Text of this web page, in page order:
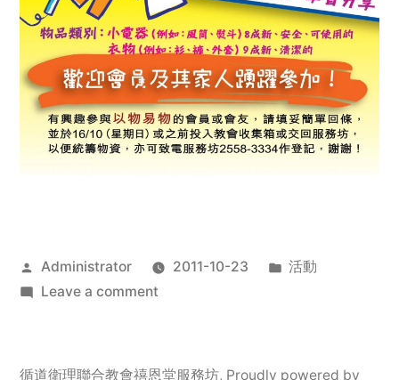
Posted
by
Administrator 2011-10-23
Posted
活動
Leave a commenton
服
循道衛理聯合教會禧恩堂服務坊, Proudly powered by